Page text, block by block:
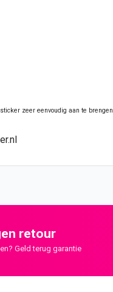
zeer eenvoudig aan te brengen
retour
Geld terug garantie